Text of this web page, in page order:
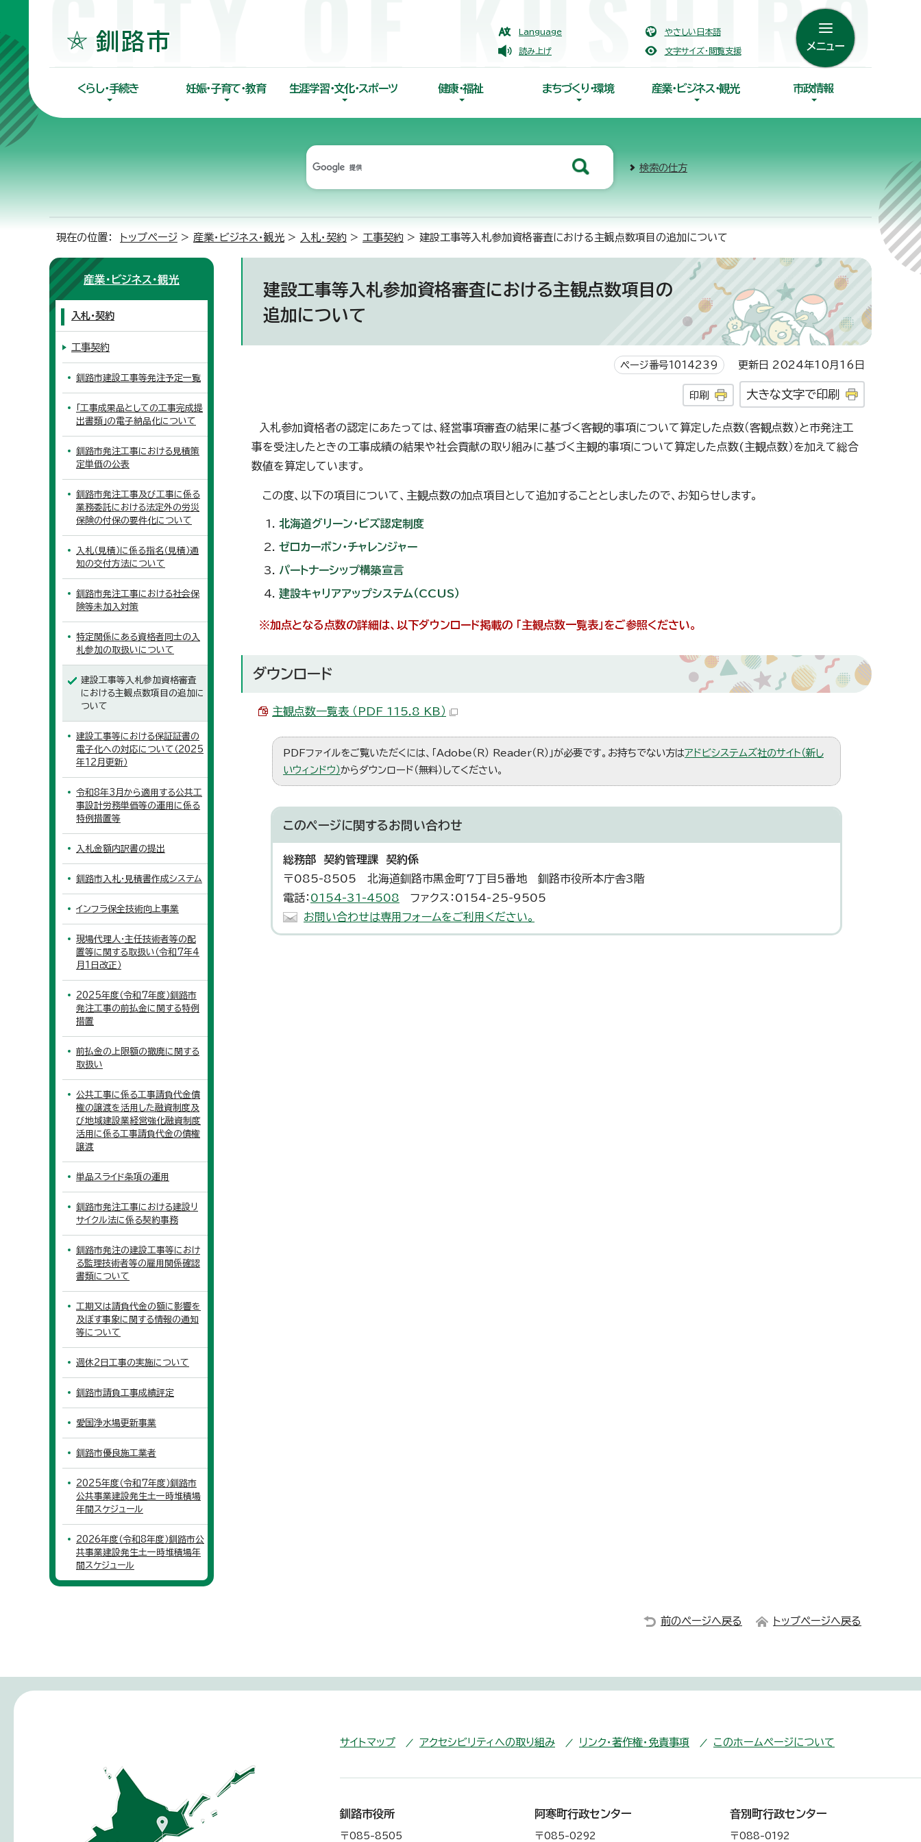
Language やさしい日本語
読み上げ 文字サイズ・閲覧支援 メニュー
くらし・手続き 妊娠・子育て・教育 生涯学習・文化・スポーツ 健康・福祉 まちづくり・環境 産業・ビジネス・観光 市政情報
検索の仕方
現在の位置： トップページ > 産業・ビジネス・観光 > 入札・契約 > 工事契約 > 建設工事等入札参加資格審査における主観点数項目の追加について
建設工事等入札参加資格審査における主観点数項目の
追加について
ページ番号1014239 更新日 2024年10月16日
印刷 大きな文字で印刷
入札参加資格者の認定にあたっては、経営事項審査の結果に基づく客観的事項について算定した点数（客観点数）と市発注工
事を受注したときの工事成績の結果や社会貢献の取り組みに基づく主観的事項について算定した点数(主観点数）を加えて総合
数値を算定しています。
この度、以下の項目について、主観点数の加点項目として追加することとしましたので、お知らせします。
北海道グリーン・ビズ認定制度
ゼロカーボン・チャレンジャー
パートナーシップ構築宣言
建設キャリアアップシステム（CCUS）
※加点となる点数の詳細は、以下ダウンロード掲載の 「主観点数一覧表」をご参照ください。
ダウンロード
主観点数一覧表 （PDF 115.8 KB）
PDFファイルをご覧いただくには、「Adobe（R） Reader（R）」が必要です。お持ちでない方はアドビシステムズ社のサイト（新し
いウィンドウ）からダウンロード（無料）してください。
このページに関するお問い合わせ
総務部 契約管理課 契約係
〒085-8505 北海道釧路市黒金町7丁目5番地 釧路市役所本庁舎3階
電話： 0154-31-4508 ファクス：0154-25-9505
お問い合わせは専用フォームをご利用ください。
産業・ビジネス・観光
入札・契約
工事契約
釧路市建設工事等発注予定一覧
「工事成果品としての工事完成提
出書類」の電子納品化について
釧路市発注工事における見積策
定単価の公表
釧路市発注工事及び工事に係る
業務委託における法定外の労災
保険の付保の要件化について
入札（見積）に係る指名（見積）通
知の交付方法について
釧路市発注工事における社会保
険等未加入対策
特定関係にある資格者同士の入
札参加の取扱いについて
建設工事等入札参加資格審査
における主観点数項目の追加に
ついて
建設工事等における保証証書の
電子化への対応について（2025
年12月更新）
令和8年3月から適用する公共工
事設計労務単価等の運用に係る
特例措置等
入札金額内訳書の提出
釧路市入札・見積書作成システム
インフラ保全技術向上事業
現場代理人・主任技術者等の配
置等に関する取扱い（令和7年4
月1日改正）
2025年度（令和7年度）釧路市
発注工事の前払金に関する特例
措置
前払金の上限額の撤廃に関する
取扱い
公共工事に係る工事請負代金債
権の譲渡を活用した融資制度及
び地域建設業経営強化融資制度
活用に係る工事請負代金の債権
譲渡
単品スライド条項の運用
釧路市発注工事における建設リ
サイクル法に係る契約事務
釧路市発注の建設工事等におけ
る監理技術者等の雇用関係確認
書類について
工期又は請負代金の額に影響を
及ぼす事象に関する情報の通知
等について
週休2日工事の実施について
釧路市請負工事成績評定
愛国浄水場更新事業
釧路市優良施工業者
2025年度（令和7年度）釧路市
公共事業建設発生土一時堆積場
年間スケジュール
2026年度（令和8年度）釧路市公
共事業建設発生土一時堆積場年
間スケジュール
前のページへ戻る トップページへ戻る
サイトマップ アクセシビリティへの取り組み リンク・著作権・免責事項 このホームページについて
釧路市役所
〒085-8505
阿寒町行政センター
〒085-0292
音別町行政センター
〒088-0192